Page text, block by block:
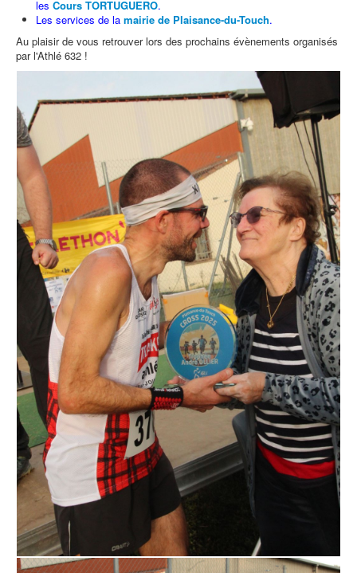
les Cours TORTUGUERO.
Les services de la mairie de Plaisance-du-Touch.
Au plaisir de vous retrouver lors des prochains évènements organisés
par l'Athlé 632 !